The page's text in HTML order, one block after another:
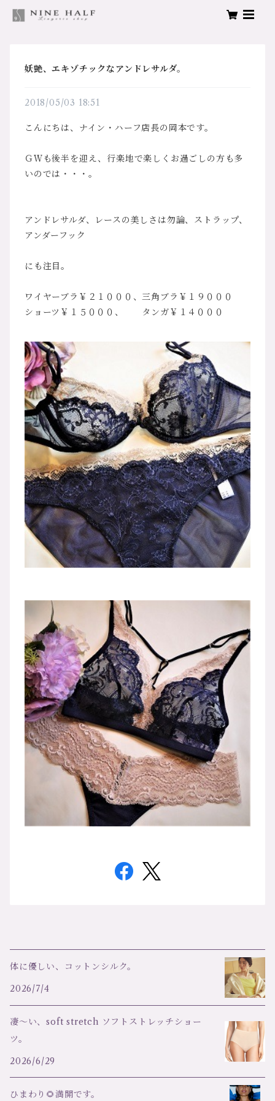
妖艶、エキゾチックなアンドレサルダ。
2018/05/03 18:51
こんにちは、ナイン・ハーフ店長の岡本です。
ＧＷも後半を迎え、行楽地で楽しくお過ごしの方も多
いのでは・・・。
アンドレサルダ、レースの美しさは勿論、ストラップ、
アンダーフック
にも注目。
ワイヤーブラ￥２１０００、三角ブラ￥１９０００
ショーツ￥１５０００、 タンガ￥１４０００
体に優しい、コットンシルク。
2026/7/4
凄～い、soft stretch ソフトストレッチショー
ツ。
2026/6/29
ひまわり🌻満開です。